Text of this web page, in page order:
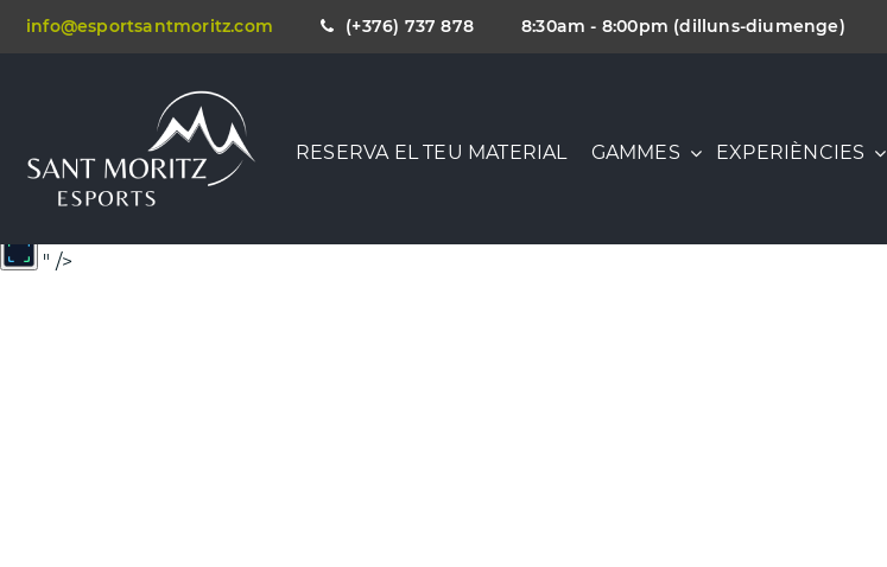
" />
info@esportsantmoritz.com (+376) 737 878 8:30am - 8:00pm (dilluns-diumenge)
RESERVA EL TEU MATERIAL GAMMES EXPERIÈNCIES